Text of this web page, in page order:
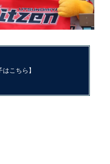
はこちら】